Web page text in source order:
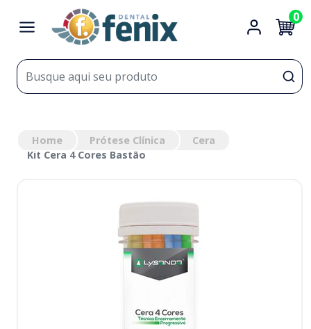
0
Home Prótese Clínica
Cera
Kit Cera 4 Cores Bastão